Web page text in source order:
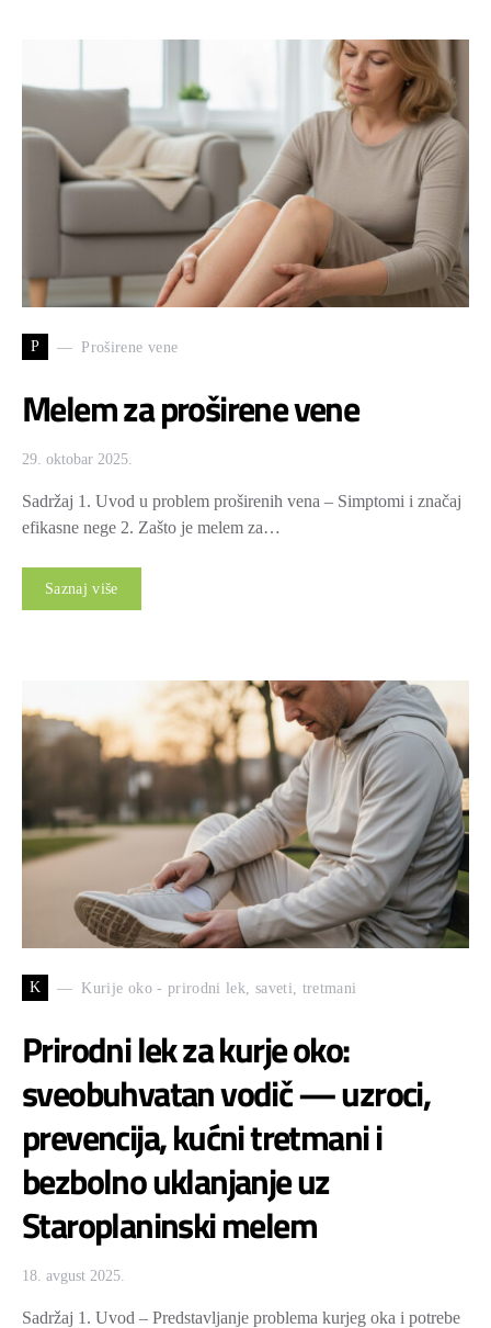
P Proširene vene
Melem za proširene vene
29. oktobar 2025.
Sadržaj 1. Uvod u problem proširenih vena – Simptomi i značaj
efikasne nege 2. Zašto je melem za…
Saznaj više
K Kurije oko - prirodni lek, saveti, tretmani
Prirodni lek za kurje oko:
sveobuhvatan vodič — uzroci,
prevencija, kućni tretmani i
bezbolno uklanjanje uz
Staroplaninski melem
18. avgust 2025.
Sadržaj 1. Uvod – Predstavljanje problema kurjeg oka i potrebe